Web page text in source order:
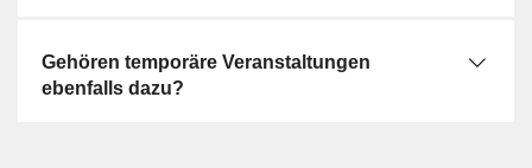
Gehören temporäre Veranstaltungen
ebenfalls dazu?